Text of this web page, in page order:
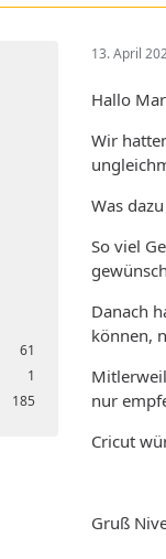
61
1
185
13. April
Hallo
Wir
Was
So viel
Danach
können,
nur
Cricut
Gruß